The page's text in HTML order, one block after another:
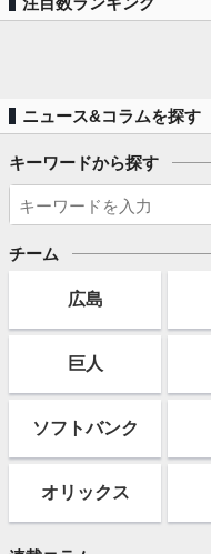
ニュース&コラムを探す
キーワードから探す
チーム
広島
巨人
ソフトバンク
オリックス